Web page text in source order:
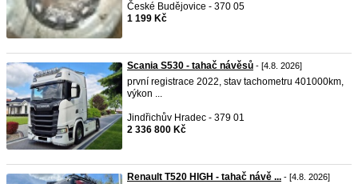
České Budějovice - 370 05
1 199 Kč
Scania S530 - tahač návěsů - [4.8. 2026]
první registrace 2022, stav tachometru 401000km,
výkon ...
Jindřichův Hradec - 379 01
2 336 800 Kč
Renault T520 HIGH - tahač návě ... - [4.8. 2026]